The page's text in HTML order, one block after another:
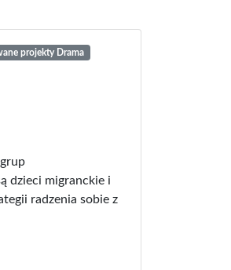
projekty Drama
dzieci migranckie i
radzenia sobie z